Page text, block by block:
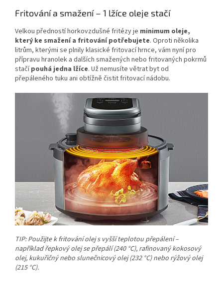
Fritování a smažení – 1 lžíce oleje stačí
Velkou předností horkovzdušné fritézy je minimum oleje,
který ke smažení a fritování potřebujete. Oproti několika
litrům, kterými se plnily klasické fritovací hrnce, vám nyní pro
přípravu hranolek a dalších smažených nebo fritovaných pokrmů
stačípouhá jedna lžíce. Už nemusíte větrat byt od
přepáleného tuku ani obtížně čistit fritovací nádobu.
TIP: Použijte k fritování olej s vyšší teplotou přepálení –
například řepkový olej se přepálí (240 °C), rafinovaný kokosový
olej, kukuřičný nebo slunečnicový olej (232 °C) nebo rýžový olej
(215 °C).